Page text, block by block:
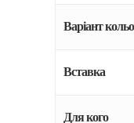
Варіант
Вставка
Для кого